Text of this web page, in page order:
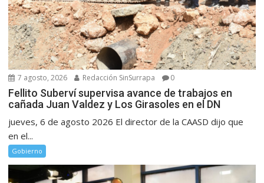
7 agosto, 2026 Redacción SinSurrapa 0
Fellito Suberví supervisa avance de trabajos en
cañada Juan Valdez y Los Girasoles en el DN
jueves, 6 de agosto 2026 El director de la CAASD dijo que
en el...
Gobierno